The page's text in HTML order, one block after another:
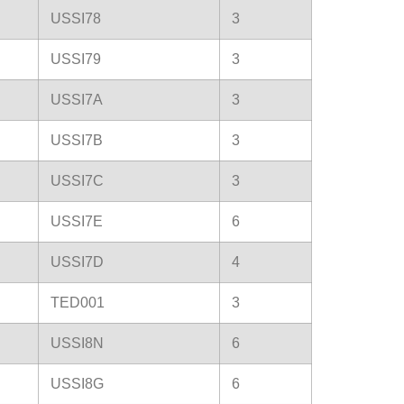
USSI78 3
USSI79 3
USSI7A 3
USSI7B 3
USSI7C 3
USSI7E 6
USSI7D 4
TED001 3
USSI8N 6
USSI8G 6